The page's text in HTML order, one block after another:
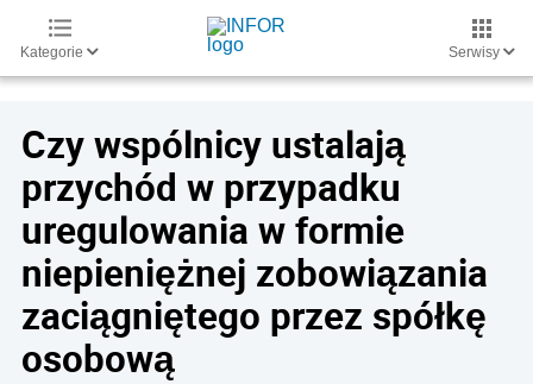
Kategorie Serwisy
Czy wspólnicy ustalają
przychód w przypadku
uregulowania w formie
niepieniężnej zobowiązania
zaciągniętego przez spółkę
osobową